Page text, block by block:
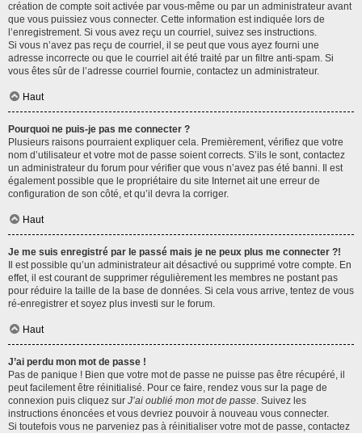
création de compte soit activée par vous-même ou par un administrateur avant
que vous puissiez vous connecter. Cette information est indiquée lors de
l’enregistrement. Si vous avez reçu un courriel, suivez ses instructions.
Si vous n’avez pas reçu de courriel, il se peut que vous ayez fourni une
adresse incorrecte ou que le courriel ait été traité par un filtre anti-spam. Si
vous êtes sûr de l’adresse courriel fournie, contactez un administrateur.
Haut
Pourquoi ne puis-je pas me connecter ?
Plusieurs raisons pourraient expliquer cela. Premièrement, vérifiez que votre
nom d’utilisateur et votre mot de passe soient corrects. S’ils le sont, contactez
un administrateur du forum pour vérifier que vous n’avez pas été banni. Il est
également possible que le propriétaire du site Internet ait une erreur de
configuration de son côté, et qu’il devra la corriger.
Haut
Je me suis enregistré par le passé mais je ne peux plus me connecter ?!
Il est possible qu’un administrateur ait désactivé ou supprimé votre compte. En
effet, il est courant de supprimer régulièrement les membres ne postant pas
pour réduire la taille de la base de données. Si cela vous arrive, tentez de vous
ré-enregistrer et soyez plus investi sur le forum.
Haut
J’ai perdu mon mot de passe !
Pas de panique ! Bien que votre mot de passe ne puisse pas être récupéré, il
peut facilement être réinitialisé. Pour ce faire, rendez vous sur la page de
connexion puis cliquez sur J’ai oublié mon mot de passe. Suivez les
instructions énoncées et vous devriez pouvoir à nouveau vous connecter.
Si toutefois vous ne parveniez pas à réinitialiser votre mot de passe, contactez